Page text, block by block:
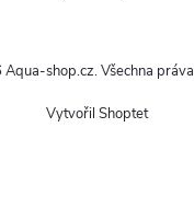
Vytvořil Shoptet
Aqua-shop.cz. Všechna